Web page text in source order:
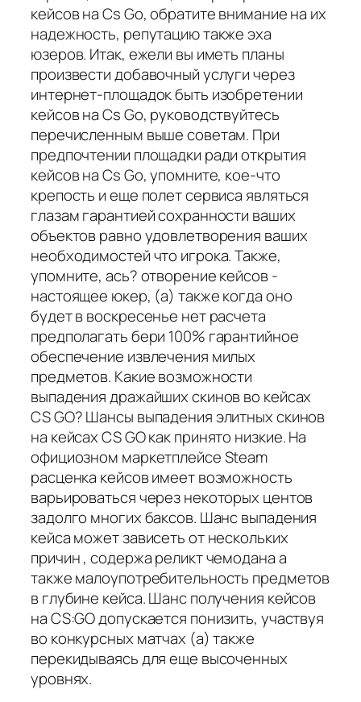
кейсов на Cs Go, обратите внимание на их
надежность, репутацию также эха
юзеров. Итак, ежели вы иметь планы
произвести добавочный услуги через
интернет-площадок быть изобретении
кейсов на Cs Go, руководствуйтесь
перечисленным выше советам. При
предпочтении площадки ради открытия
кейсов на Cs Go, упомните, кое-что
крепость и еще полет сервиса являться
глазам гарантией сохранности ваших
объектов равно удовлетворения ваших
необходимостей что игрока. Также,
упомните, ась? отворение кейсов -
настоящее юкер, (а) также когда оно
будет в воскресенье нет расчета
предполагать бери 100% гарантийное
обеспечение извлечения милых
предметов. Какие возможности
выпадения дражайших скинов во кейсах
CS GO? Шансы выпадения элитных скинов
на кейсах CS GO как принято низкие. На
официозном маркетплейсе Steam
расценка кейсов имеет возможность
варьироваться через некоторых центов
задолго многих баксов. Шанс выпадения
кейса может зависеть от нескольких
причин , содержа реликт чемодана а
также малоупотребительность предметов
в глубине кейса. Шанс получения кейсов
на CS:GO допускается понизить, участвуя
во конкурсных матчах (а) также
перекидываясь для еще высоченных
уровнях.